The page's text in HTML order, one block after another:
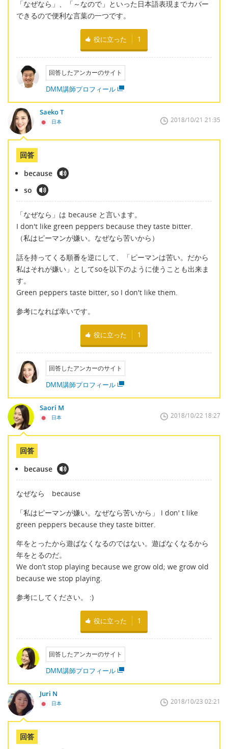
「なぜなら」、「～なので」といった日本語表現までカバー
できるので便利な言葉の一つです。
役に立った 1
回答したアンカーのサイト
DMM講師プロフィール
Saeko T
日本 2018/10/21 21:35
回答
because
so
「なぜなら」は because と言います。
I don't like green peppers because they taste bitter.
（私はピーマンが嫌い。なぜなら苦いから）
話を持ってくる順番を逆にして、「ピーマンは苦い。だから
私はそれが嫌い」としてsoを以下のように使うことも出来ま
す。
Green peppers taste bitter, so I don't like them.
参考になれば幸いです。
役に立った 1
回答したアンカーのサイト
DMM講師プロフィール
Saori M
日本 2018/10/22 18:27
回答
because
なぜなら because
「私はピーマンが嫌い。なぜなら苦いから」 I don' t like
green peppers because they taste bitter.
年をとったから遊ばなくなるのではない。遊ばなくなるから
年をとるのだ。
We don’t stop playing because we grow old; we grow old
because we stop playing.
参考にしてください。 :)
役に立った 1
回答したアンカーのサイト
DMM講師プロフィール
Juri N
日本 2018/10/23 02:21
回答